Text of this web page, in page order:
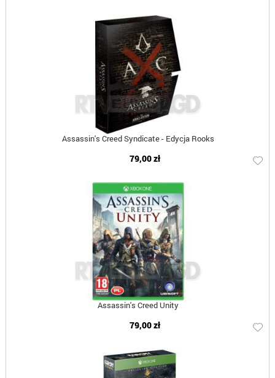
Assassin's Creed Syndicate - Edycja Rooks
79,00 zł
Assassin's Creed Unity
79,00 zł